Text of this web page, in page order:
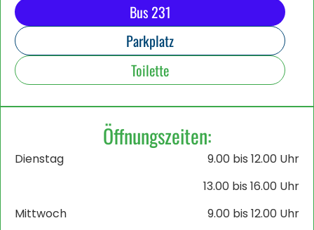
Bus 231
Parkplatz
Toilette
Öffnungszeiten:
Dienstag
9.00 bis 12.00 Uhr
13.00 bis 16.00 Uhr
Mittwoch
9.00 bis 12.00 Uhr